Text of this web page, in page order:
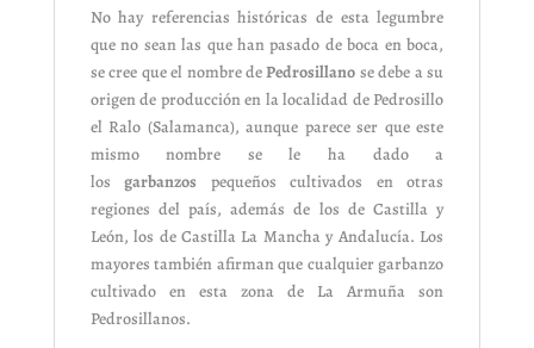
No hay referencias históricas de esta legumbre
que no sean las que han pasado de boca en boca,
se cree que el nombre dePedrosillano se debe a su
origen de producción en la localidad de Pedrosillo
el Ralo (Salamanca), aunque parece ser que este
mismo nombre se le ha dado a
losgarbanzos pequeños cultivados en otras
regiones del país, además de los de Castilla y
León, los de Castilla La Mancha y Andalucía. Los
mayores también afirman que cualquier garbanzo
cultivado en esta zona de La Armuña son
Pedrosillanos.